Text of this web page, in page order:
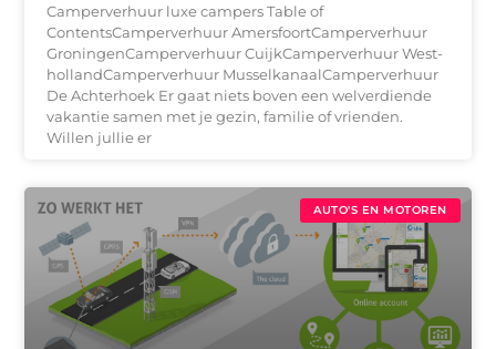
Camperverhuur luxe campers Table of
ContentsCamperverhuur AmersfoortCamperverhuur
GroningenCamperverhuur CuijkCamperverhuur West-
hollandCamperverhuur MusselkanaalCamperverhuur
De Achterhoek Er gaat niets boven een welverdiende
vakantie samen met je gezin, familie of vrienden.
Willen jullie er
AUTO'S EN MOTOREN